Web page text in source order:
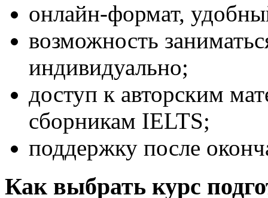
онлайн-формат,
возможность
индивидуально;
доступ к авторским
сборникам IELTS;
поддержку после
Как выбрать курс